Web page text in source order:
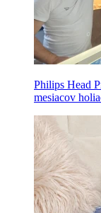
Philips Head
mesiacov